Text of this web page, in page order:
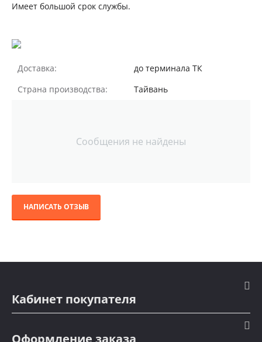
Имеет большой срок службы.
Доставка:
до терминала ТК
Страна производства:
Тайвань
Сообщения не найдены
НАПИСАТЬ ОТЗЫВ
Кабинет покупателя
Оформление заказа